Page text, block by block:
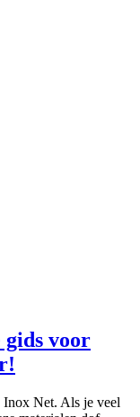
voor
Net. Als je veel